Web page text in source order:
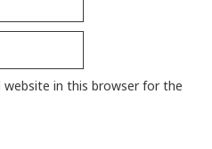
website in this browser for the